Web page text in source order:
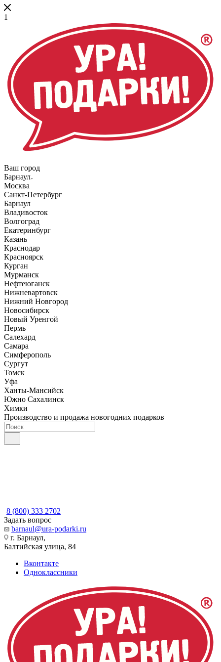
1
Ваш город
Барнаул
Москва
Санкт-Петербург
Барнаул
Владивосток
Волгоград
Екатеринбург
Казань
Краснодар
Красноярск
Курган
Мурманск
Нефтеюганск
Нижневартовск
Нижний Новгород
Новосибирск
Новый Уренгой
Пермь
Салехард
Самара
Симферополь
Сургут
Томск
Уфа
Ханты-Мансийск
Южно Сахалинск
Химки
Производство и продажа новогодних подарков
8 (800) 333 2702
Задать вопрос
barnaul@ura-podarki.ru
г. Барнаул,
Балтийская улица, 84
Вконтакте
Одноклассники